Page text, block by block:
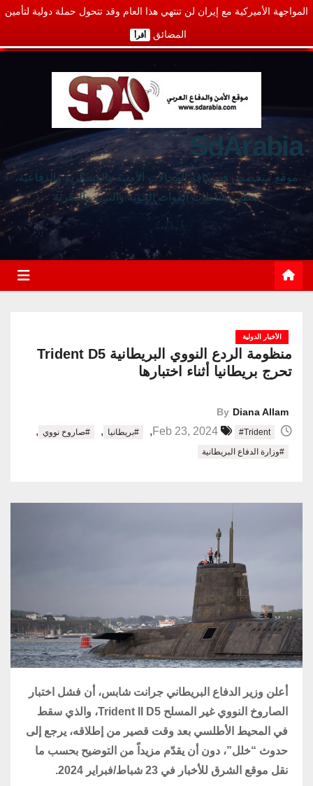
المواجهة الأميركية مع إيران لن تنتهي هذا العام وقد تتحول حملة دولية لتأمين
المضائق أقرأ
SdArabia
موقع متخصص في كافة المجالات الأمنية والعسكرية والدفاعية،
يغطي نشاطات القوات الجوية والبرية والبحرية
الأخبار الدولية
منظومة الردع النووي البريطانية Trident D5
تحرج بريطانيا أثناء اختبارها
By Diana Allam
#Trident
, #بريطانيا , #صاروخ نووي ,
#وزارة الدفاع البريطانية
أعلن وزير الدفاع البريطاني جرانت شابس، أن فشل اختبار
الصاروخ النووي غير المسلح Trident II D5، والذي سقط
في المحيط الأطلسي بعد وقت قصير من إطلاقه، يرجع إلى
حدوث “خلل”، دون أن يقدّم مزيداً من التوضيح بحسب ما
نقل موقع الشرق للأخبار في 23 شباط/فبراير 2024.